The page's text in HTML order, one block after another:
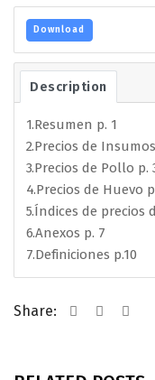
Download
Description
1.Resumen p. 1
2.Precios de
3.Precios de Pollo p.
4.Precios de Huevo
5.Índices de precios
6.Anexos p. 7
7.Definiciones p.10
Share: